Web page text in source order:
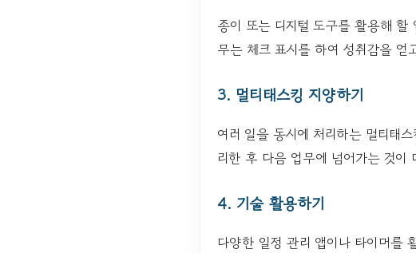
종이 또는 디지털 도구를 활용해 할
무는 체크 표시를 하여 성취감을
3. 멀티태스킹 지양하기
여러 일을 동시에 처리하는 멀티태
리한 후 다음 업무에 넘어가는 것이
4. 기술 활용하기
다양한 일정 관리 앱이나 타이머를